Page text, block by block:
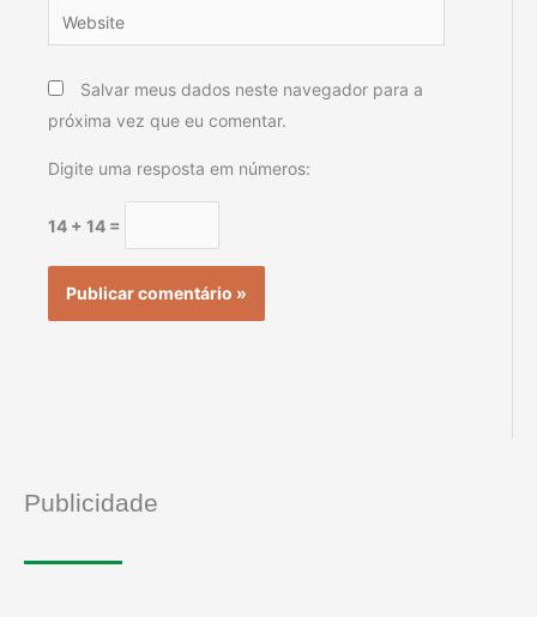
Website
Salvar meus dados neste navegador para a
próxima vez que eu comentar.
Digite uma resposta em números:
14 + 14 =
Publicidade